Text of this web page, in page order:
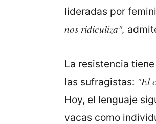
lideradas por
nos ridiculiza",
La resistencia
las sufragistas: "El
Hoy, el lenguaje
vacas como